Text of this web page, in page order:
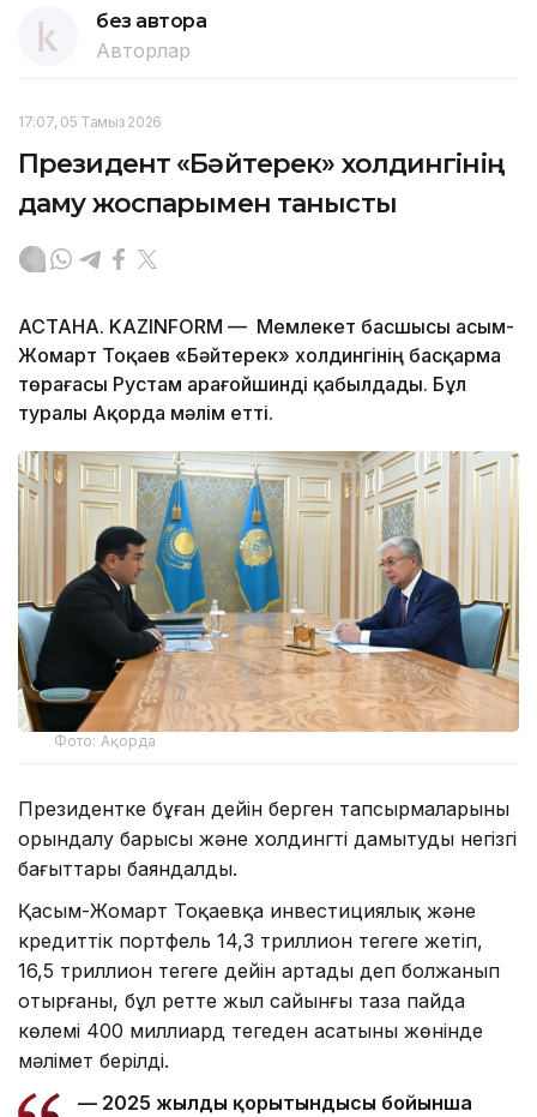
без автора
Авторлар
17:07, 05 Тамыз 2026
Президент «Бәйтерек» холдингінің
даму жоспарымен танысты
АСТАНА. KAZINFORM — Мемлекет басшысы Қасым-
Жомарт Тоқаев «Бәйтерек» холдингінің басқарма
төрағасы Рустам Қарағойшинді қабылдады. Бұл
туралы Ақорда мәлім етті.
Фото: Ақорда
Президентке бұған дейін берген тапсырмаларының
орындалу барысы және холдингті дамытудың негізгі
бағыттары баяндалды.
Қасым-Жомарт Тоқаевқа инвестициялық және
кредиттік портфель 14,3 триллион теңгеге жетіп,
16,5 триллион теңгеге дейін артады деп болжанып
отырғаны, бұл ретте жыл сайынғы таза пайда
көлемі 400 миллиард теңгеден асатыны жөнінде
мәлімет берілді.
— 2025 жылдың қорытындысы бойынша